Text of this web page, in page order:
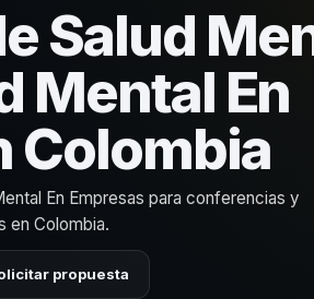
Salud
Mental En
Colombia
En Empresas para conferencias y
en Colombia.
propuesta